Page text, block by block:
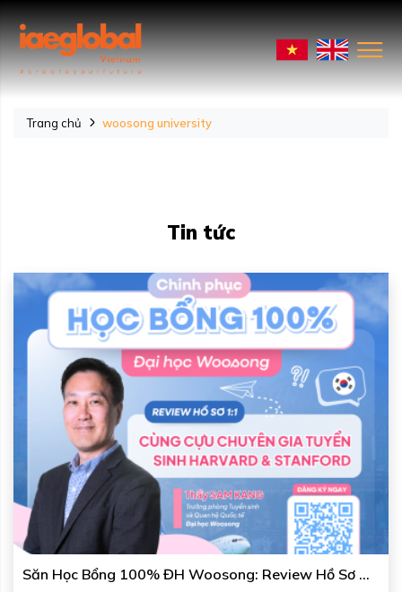
Trang chủ woosong university
Tin tức
Săn Học Bổng 100% ĐH Woosong: Review Hồ Sơ ...